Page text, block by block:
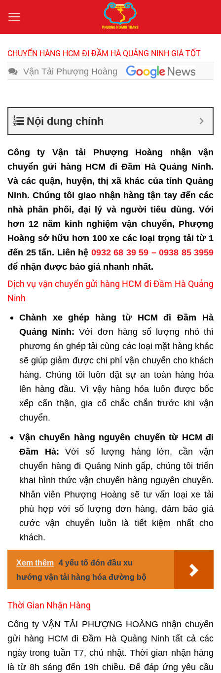
qua
nội
dung
CHUYỂN HÀNG HCM ĐI ĐẦM HÀ QUẢNG NINH GIÁ TỐT
Vận Tải Phượng Hoàng
Nội dung chính
Công ty Vận tải Phượng Hoàng nhận vận
chuyển gửi hàng HCM đi Đầm Hà Quảng Ninh.
Và các quận, huyện, thị xã khác của tỉnh Quảng
Ninh. Chúng tôi giao nhận hàng tận tay đến các
nhà phân phối, đại lý và người tiêu dùng. Với
hơn 12 năm kinh nghiệm vận chuyển, Phượng
Hoàng sở hữu hơn 100 xe các loại trọng tải từ 1
đến 25 tấn. Liên hệ 0932 68 39 59 – 0938 85 3959
để nhận được báo giá nhanh nhất.
Dịch vụ vận chuyển gửi hàng HCM đi Đầm Hà Quảng
Ninh
Chành xe ghép hàng từ HCM đi Đầm Hà
Quảng Ninh: Với đơn hàng số lượng nhỏ thì
phương án ghép tải cùng các loại mặt hàng khác
sẽ giúp giảm được chi phí vận chuyển cho khách
hàng. Chúng tôi luôn đặt sự an toàn hàng hóa
lên hàng đầu. Vì vậy hàng hóa luôn được bốc
xếp cẩn thận, gia cố chắc chắn trước khi vận
chuyển.
Vận chuyển hàng nguyên chuyến từ HCM đi
Đầm Hà: Với số lượng hàng lớn, cầnvận
chuyển hàng đi Quảng Ninh gấp, chúng tôi triển
khai hình thức vận chuyển hàng nguyên chuyến.
Nhân viên Phượng Hoàng sẽ tư vấn loại xe tải
phù hợp với số lượng đơn hàng, đảm bảo giá
cước vận chuyển luôn là tiết kiệm nhất cho
khách.
Xem thêm 4 yếu tố đón đầu xu
hướng vận tải hàng hóa đường bộ
Thời Gian Nhận Hàng
Công ty VẬN TẢI PHƯỢNG HOÀNG nhận chuyển
gửi hàng HCM đi Đầm Hà Quảng Ninh tất cả các
ngày trong tuần T7, chủ nhật. Thời gian nhận hàng
là từ 8h sáng đến 19h chiều. Để đáp ứng yêu cầu